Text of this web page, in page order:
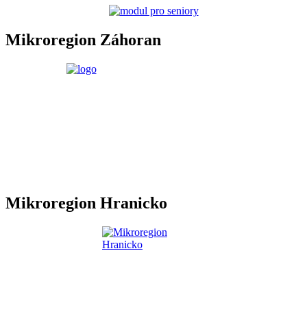
Mikroregion Záhoran
Mikroregion Hranicko